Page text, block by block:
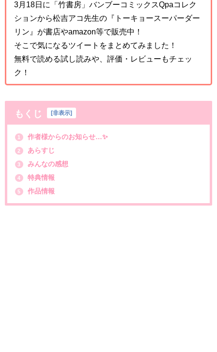
3月18日に「竹書房」バンブーコミックスQpaコレク
ションから松吉アコ先生の『トーキョースーパーダー
リン』が書店やamazon等で販売中！
そこで気になるツイートをまとめてみました！
無料で読める試し読みや、評価・レビューもチェッ
ク！
もくじ [非表示]
1 作者様からのお知らせ…✨
2 あらすじ
3 みんなの感想
4 特典情報
5 作品情報